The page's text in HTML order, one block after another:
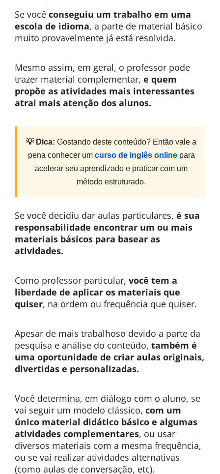
Se você conseguiu um trabalho em uma
escola de idioma, a parte de material básico
muito provavelmente já está resolvida.
Mesmo assim, em geral, o professor pode
trazer material complementar, e quem
propõe as atividades mais interessantes
atrai mais atenção dos alunos.
💡 Dica: Gostando deste conteúdo? Então vale a
pena conhecer um curso de inglês onlinepara
acelerar seu aprendizado e praticar com um
método estruturado.
Se você decidiu dar aulas particulares, é sua
responsabilidade encontrar um ou mais
materiais básicos para basear as
atividades.
Como professor particular, você tem a
liberdade de aplicar os materiais que
quiser, na ordem ou frequência que quiser.
Apesar de mais trabalhoso devido a parte da
pesquisa e análise do conteúdo, também é
uma oportunidade de criar aulas originais,
divertidas e personalizadas.
Você determina, em diálogo com o aluno, se
vai seguir um modelo clássico, com um
único material didático básico e algumas
atividades complementares, ou usar
diversos materiais com a mesma frequência,
ou se vai realizar atividades alternativas
(como aulas de conversação, etc).